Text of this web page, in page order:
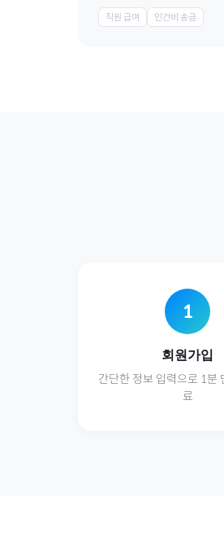
직원 급여 인건비 송금
1
회원가입
간단한 정보 입력으로 1분
료